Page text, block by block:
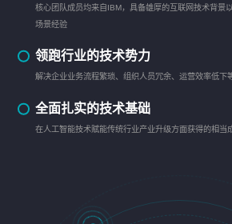
核心团队成员均来自IBM，具备雄厚的互联网技术背景
场景经验
领跑行业的技术势力
解决企业业务流程繁琐、组织人员冗余、运营效率低下
全面扎实的技术基础
在人工智能技术赋能传统行业产业升级方面获得的相当